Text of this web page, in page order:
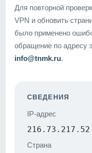
Для повторной
VPN и обновить
было применено
обращение по адресу
info@tnmk.ru.
СВЕДЕНИЯ
IP-адрес
216.73.217.52
Страна